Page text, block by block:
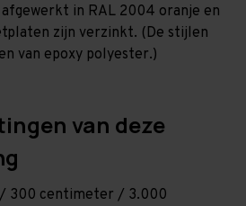
afgewerkt in RAL 2004 oranje en
zijn verzinkt. (De stijlen
van epoxy polyester.)
van deze
300 centimeter / 3.000